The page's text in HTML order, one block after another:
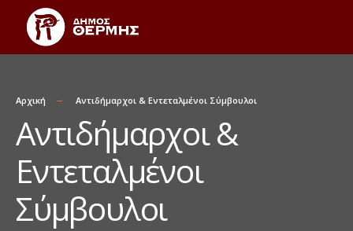
Αρχική Αντιδήμαρχοι & Εντεταλμένοι Σύμβουλοι
Αντιδήμαρχοι &
Εντεταλμένοι
Σύμβουλοι